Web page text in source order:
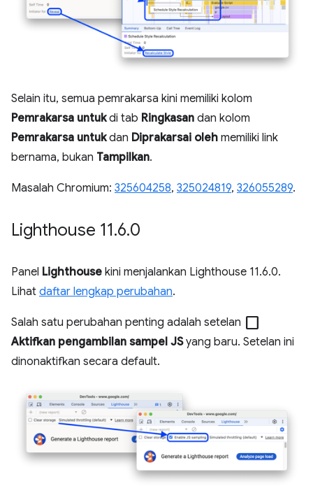
Selain itu, semua pemrakarsa kini memiliki kolom
Pemrakarsa untukdi tab Ringkasan dan kolom
Pemrakarsa untukdan Diprakarsai oleh memiliki link
bernama, bukan Tampilkan.
Masalah Chromium: 325604258, 325024819, 326055289.
Lighthouse 11.6.0
Panel Lighthouse kini menjalankan Lighthouse 11.6.0.
Lihat daftar lengkap perubahan.
Salah satu perubahan penting adalah setelan check_box_outline_blank
Aktifkan pengambilan sampel JSyang baru. Setelan ini
dinonaktifkan secara default.